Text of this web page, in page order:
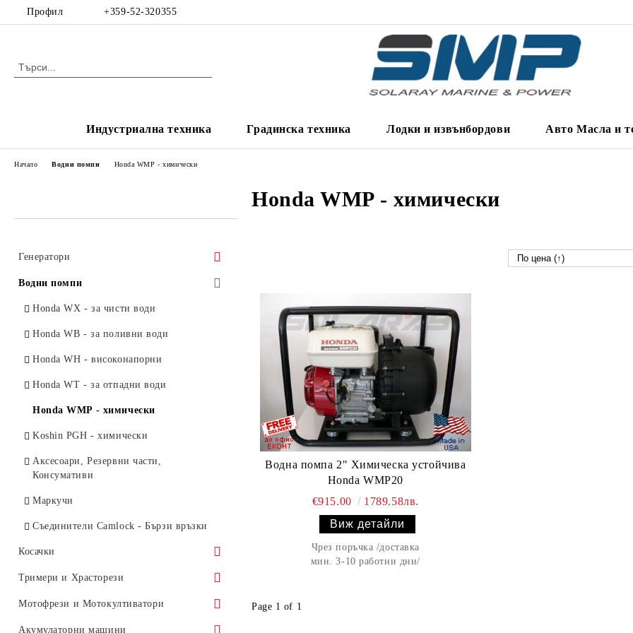
Профил +359-52-320355
Индустриална техника Градинска техника Лодки и извънбордови Авто Масла и
Генератори
Honda EA - Стандартни с/без AVR
Honda EU - Инверторни
Honda EG / EM - с AVR
Аксесоари, Резервни части,
Водни помпи
Honda WX - за чисти води
Honda WB - за поливни води
Honda WH - високонапорни
Honda WT - за отпадни води
Honda WMP - химически
Koshin PGH - химически
Аксесоари, Резервни части,
Консумативи
Маркучи
Съединители Camlock - Бързи връзки
Косачки
Honda - Моторни
Honda - Тракторни
Honda - Роботи Miimo
Тримери и Храсторези
Honda - 4-тактови
UMK - Храсторези
Honda - Акумулаторни
Мотофрези и Мотокултиватори
Honda - 4-тактови
Акумулаторни машини
Начало Водни помпи Honda WMP - химически
Honda WMP - химически
Водна помпа 2" Химическа устойчива
Honda WMP20
€915.00
1789.58лв.
Виж детайли
Чрез поръчка /доставка
мин. 3-10 работни дни/
Page 1 of 1